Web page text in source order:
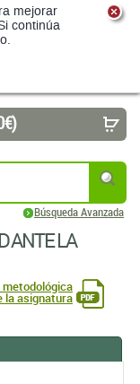
mejorar
continúa
Búsqueda Avanzada
€)
ANTE LA
metodológica
la asignatura